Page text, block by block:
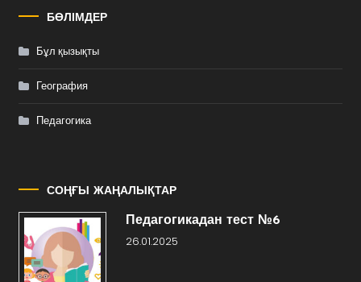
БӨЛІМДЕР
Бұл қызықты
География
Педагогика
СОҢҒЫ ЖАҢАЛЫҚТАР
Педагогикадан тест №6
26.01.2025